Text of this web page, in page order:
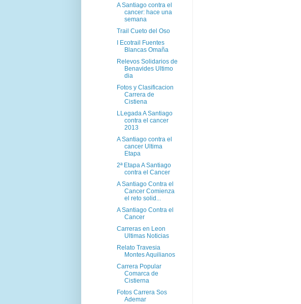
A Santiago contra el
cancer: hace una
semana
Trail Cueto del Oso
I Ecotrail Fuentes
Blancas Omaña
Relevos Solidarios de
Benavides Ultimo
dia
Fotos y Clasificacion
Carrera de
Cistiena
LLegada A Santiago
contra el cancer
2013
A Santiago contra el
cancer Ultima
Etapa
2ª Etapa A Santiago
contra el Cancer
A Santiago Contra el
Cancer Comienza
el reto solid...
A Santiago Contra el
Cancer
Carreras en Leon
Ultimas Noticias
Relato Travesia
Montes Aquilianos
Carrera Popular
Comarca de
Cistierna
Fotos Carrera Sos
Ademar